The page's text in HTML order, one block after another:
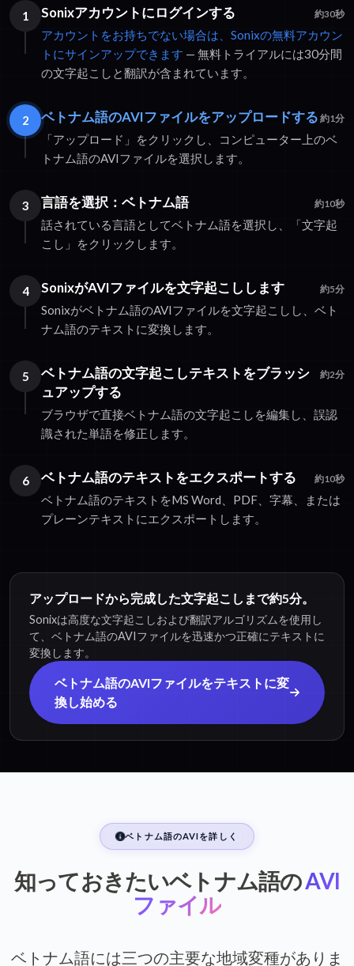
1 Sonixアカウントにログインする 約30秒
アカウントをお持ちでない場合は、Sonixの無料アカウン
トにサインアップできます — 無料トライアルには30分間
の文字起こしと翻訳が含まれています。
2 ベトナム語のAVIファイルをアップロードする 約1分
「アップロード」をクリックし、コンピューター上のベ
トナム語のAVIファイルを選択します。
3 言語を選択：ベトナム語 約10秒
話されている言語としてベトナム語を選択し、「文字起
こし」をクリックします。
4 SonixがAVIファイルを文字起こしします 約5分
Sonixがベトナム語のAVIファイルを文字起こしし、ベト
ナム語のテキストに変換します。
5
ベトナム語の文字起こしテキストをブラッシ
ュアップする
約2分
ブラウザで直接ベトナム語の文字起こしを編集し、誤認
識された単語を修正します。
6 ベトナム語のテキストをエクスポートする 約10秒
ベトナム語のテキストをMS Word、PDF、字幕、または
プレーンテキストにエクスポートします。
アップロードから完成した文字起こしまで約5分。
Sonixは高度な文字起こしおよび翻訳アルゴリズムを使用し
て、ベトナム語のAVIファイルを迅速かつ正確にテキストに
変換します。
ベトナム語のAVIファイルをテキストに変
換し始める
ベトナム語のAVIを詳しく
知っておきたいベトナム語のAVI
ファイル
ベトナム語には三つの主要な地域変種がありま